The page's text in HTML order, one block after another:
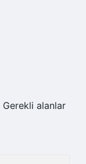
Gerekli alanlar